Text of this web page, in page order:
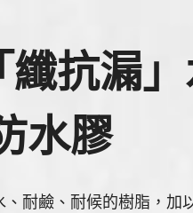
纖抗漏
水膠
耐鹼、耐候的樹脂，加